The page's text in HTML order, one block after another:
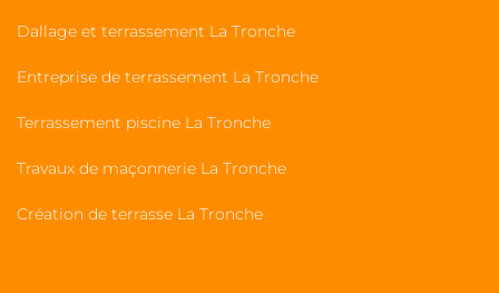
Dallage et terrassement La Tronche
Entreprise de terrassement La Tronche
Terrassement piscine La Tronche
Travaux de maçonnerie La Tronche
Création de terrasse La Tronche